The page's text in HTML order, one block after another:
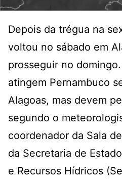
Depois da trégua na
voltou no sábado em
prosseguir no
atingem Pernambuco
Alagoas, mas devem
segundo o
coordenador da Sala
da Secretaria de
e Recursos Hídricos